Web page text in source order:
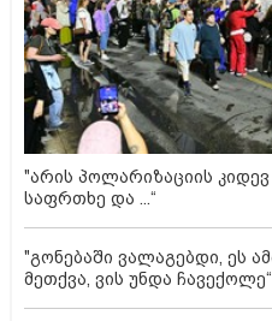
"არის პოლარიზაციის
საფრთხე და ...“
"გონებაში ვალაგებდი, ეს
მეთქვა, ვის უნდა ჩავექოლე“